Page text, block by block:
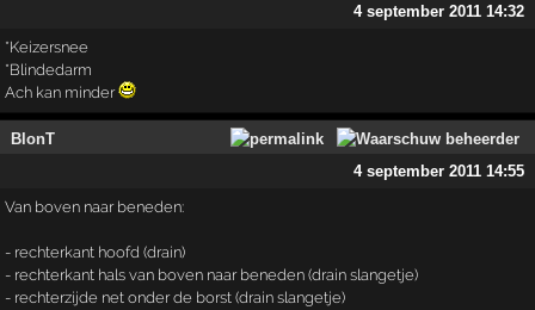
4 september 2011 14:32
*Keizersnee
*Blindedarm
Ach kan minder
BlonT
4 september 2011 14:55
Van boven naar beneden:
- rechterkant hoofd (drain)
- rechterkant hals van boven naar beneden (drain slangetje)
- rechterzijde net onder de borst (drain slangetje)